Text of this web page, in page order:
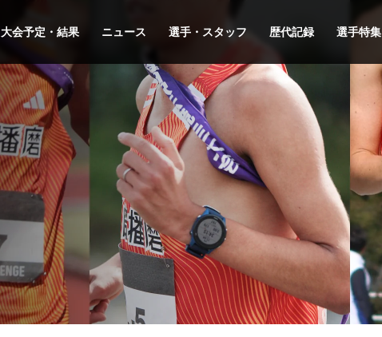
大会予定・結果 ニュース 選手・スタッフ 歴代記録 選手特集